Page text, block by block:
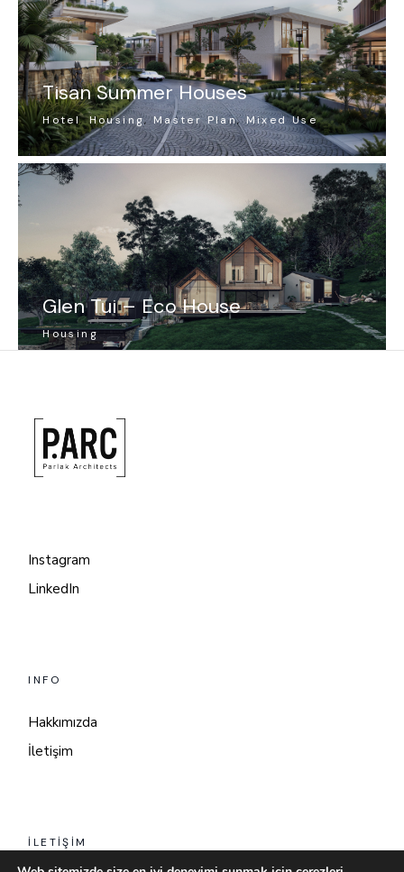
Tisan Summer Houses
Hotel Housing Master Plan Mixed Use
Glen Tui – Eco House
Housing
Instagram
LinkedIn
INFO
Hakkımızda
İletişim
İLETIŞIM